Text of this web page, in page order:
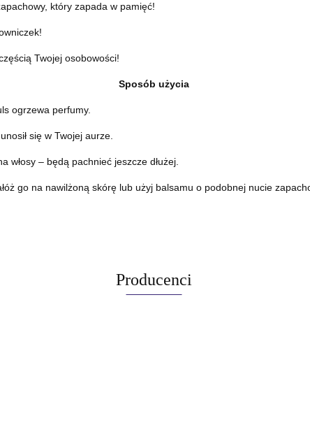
który zapada w pamięć!
Twojej osobowości!
Sposób użycia
ogrzewa perfumy.
się w Twojej aurze.
włosy – będą pachnieć jeszcze dłużej.
go na nawilżoną skórę lub użyj balsamu o podobnej nucie
Producenci